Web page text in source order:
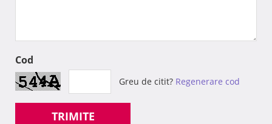
Cod
Greu de citit? Regenerare cod
TRIMITE